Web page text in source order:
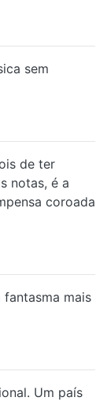
sem
de ter
notas, é a
coroada
mais
Um país